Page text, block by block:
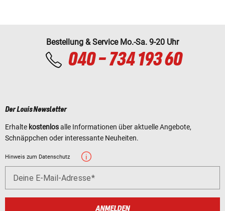
Bestellung & Service Mo.-Sa. 9-20 Uhr
040 - 734 193 60
Der Louis Newsletter
Erhalte kostenlosalle Informationen über aktuelle Angebote,
Schnäppchen oder interessante Neuheiten.
Hinweis zum Datenschutz
Deine E-Mail-Adresse
ANMELDEN